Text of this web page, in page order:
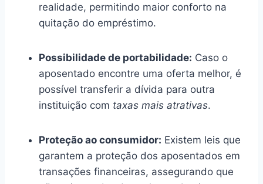
realidade, permitindo maior conforto na
quitação do empréstimo.
Possibilidade de portabilidade: Caso o
aposentado encontre uma oferta melhor, é
possível transferir a dívida para outra
instituição com taxas mais atrativas.
Proteção ao consumidor: Existem leis que
garantem a proteção dos aposentados em
transações financeiras, assegurando que